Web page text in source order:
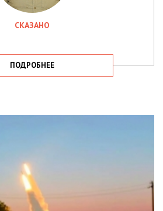
СКАЗАНО
ПОДРОБНЕЕ